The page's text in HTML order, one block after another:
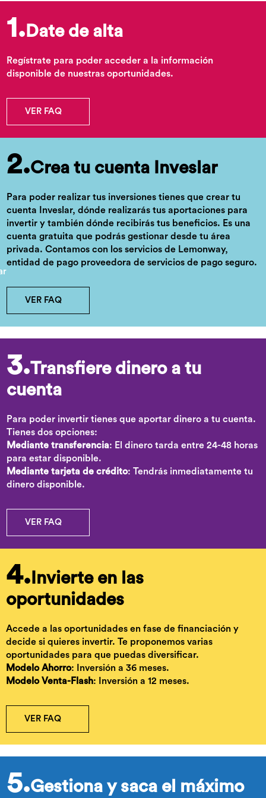
1. Date de alta
Regístrate para poder acceder a la información
disponible de nuestras oportunidades.
VER FAQ
2.Crea tu cuenta Inveslar
Para poder realizar tus inversiones tienes que crear tu
cuenta Inveslar, dónde realizarás tus aportaciones para
invertir y también dónde recibirás tus beneficios. Es una
cuenta gratuita que podrás gestionar desde tu área
privada. Contamos con los servicios de Lemonway,
entidad de pago proveedora de servicios de pago seguro.
VER FAQ
3.Transfiere dinero a tu
cuenta
Para poder invertir tienes que aportar dinero a tu cuenta.
Tienes dos opciones:
Mediante transferencia: El dinero tarda entre 24-48 horas
para estar disponible.
Mediante tarjeta de crédito: Tendrás inmediatamente tu
dinero disponible.
VER FAQ
4. Invierte en las
oportunidades
Accede a las oportunidades en fase de financiación y
decide si quieres invertir. Te proponemos varias
oportunidades para que puedas diversificar.
Modelo Ahorro: Inversión a 36 meses.
Modelo Venta-Flash: Inversión a 12 meses.
VER FAQ
5.Gestiona y saca el máximo